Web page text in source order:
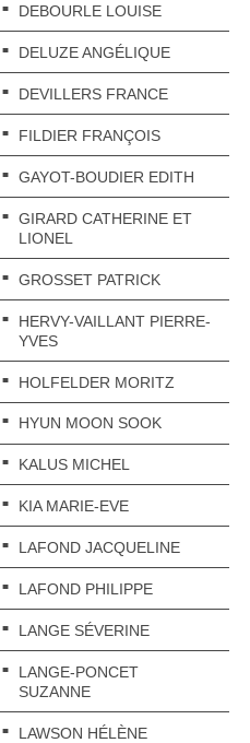
DEBOURLE LOUISE
DELUZE ANGÉLIQUE
DEVILLERS FRANCE
FILDIER FRANÇOIS
GAYOT-BOUDIER EDITH
GIRARD CATHERINE ET
LIONEL
GROSSET PATRICK
HERVY-VAILLANT PIERRE-
YVES
HOLFELDER MORITZ
HYUN MOON SOOK
KALUS MICHEL
KIA MARIE-EVE
LAFOND JACQUELINE
LAFOND PHILIPPE
LANGE SÉVERINE
LANGE-PONCET
SUZANNE
LAWSON HÉLÈNE